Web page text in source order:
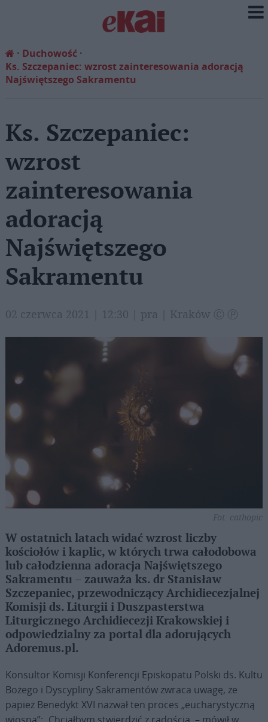
Duchowość
Ks. Szczepaniec: wzrost zainteresowania adoracją
Najświętszego Sakramentu
Ks. Szczepaniec:
wzrost
zainteresowania
adoracją
Najświętszego
Sakramentu
02 czerwca 2021 | 12:30 | pra | Kraków Ⓒ Ⓟ
Fot. cathopic
W ostatnich latach widać wzrost liczby
kościołów i kaplic, w których trwa całodobowa
lub całodzienna adoracja Najświętszego
Sakramentu – zauważa ks. dr Stanisław
Szczepaniec, przewodniczący Archidiecezjalnej
Komisji ds. Liturgii i Duszpasterstwa
Liturgicznego Archidiecezji Krakowskiej i
odpowiedzialny za portal dla adorujących
Adoremus.pl.
Konsultor Komisji Konferencji Episkopatu Polski ds. Kultu
Bożego i Dyscypliny Sakramentów zwraca uwagę, że
papież Benedykt XVI nazwał ten proces „eucharystyczną